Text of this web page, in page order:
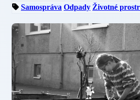
Samospráva Odpady Životné